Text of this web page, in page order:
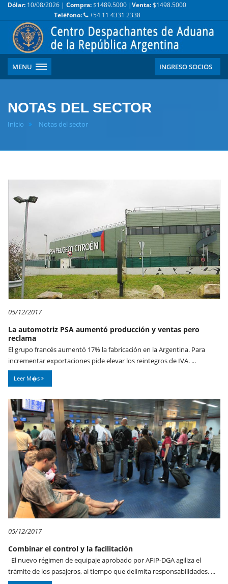
Dólar: 10/08/2026 | Compra:$1489.5000 |Venta:$1498.5000
Teléfono:
+54 11 4331 2338
MENU INGRESO SOCIOS
NOTAS DEL SECTOR
Inicio Notas del sector
05/12/2017
La automotriz PSA aumentó producción y ventas pero
reclama
El grupo francés aumentó 17% la fabricación en la Argentina. Para
incrementar exportaciones pide elevar los reintegros de IVA. ...
Leer M�s
05/12/2017
Combinar el control y la facilitación
El nuevo régimen de equipaje aprobado por AFIP-DGA agiliza el
trámite de los pasajeros, al tiempo que delimita responsabilidades. ...